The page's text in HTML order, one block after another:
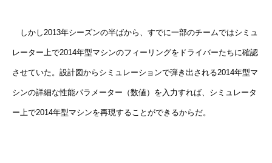
しかし2013年シーズンの半ばから、すでに一部のチームではシミュ
レーター上で2014年型マシンのフィーリングをドライバーたちに確認
させていた。設計図からシミュレーションで弾き出される2014年型マ
シンの詳細な性能パラメーター（数値）を入力すれば、シミュレータ
ー上で2014年型マシンを再現することができるからだ。